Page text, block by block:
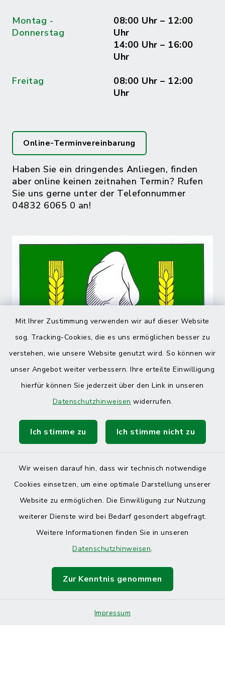
Mit Ihrer Zustimmung verwenden wir auf dieser Website
sog. Tracking-Cookies, die es uns ermöglichen besser zu
verstehen, wie unsere Website genutzt wird. So können wir
unser Angebot weiter verbessern. Ihre erteilte Einwilligung
hierfür können Sie jederzeit über den Link in unseren
Datenschutzhinweisen widerrufen.
Ich stimme zu Ich stimme nicht zu
Wir weisen darauf hin, dass wir technisch notwendige
Cookies einsetzen, um eine optimale Darstellung unserer
Website zu ermöglichen. Die Einwilligung zur Nutzung
weiterer Dienste wird bei Bedarf gesondert abgefragt.
Weitere Informationen finden Sie in unseren
Datenschutzhinweisen.
Zur Kenntnis genommen
Impressum
Montag -
Donnerstag
08:00 Uhr – 12:00
Uhr
14:00 Uhr – 16:00
Uhr
Freitag
08:00 Uhr – 12:00
Uhr
Online-Terminvereinbarung
Haben Sie ein dringendes Anliegen, finden
aber online keinen zeitnahen Termin? Rufen
Sie uns gerne unter der Telefonnummer
04832 6065 0 an!
Barrierefreiheit
Sitemap